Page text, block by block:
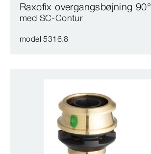
Raxofix overgangsbøjning 90°
med SC‑Contur
model 5316.8